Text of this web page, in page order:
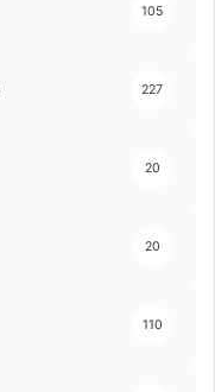
105
227
20
20
110